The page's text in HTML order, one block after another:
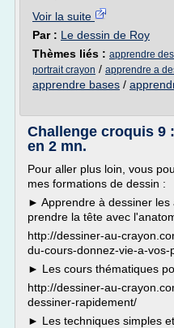
Voir la suite
Par : Le dessin de Roy
Thèmes liés : apprendre
portrait crayon / apprendre a
apprendre bases /
Challenge croquis 9
en 2 mn.
Pour aller plus loin, vous
mes formations de dessin :
► Apprendre à dessiner les
prendre la tête avec
http://dessiner-au-
du-cours-donnez-vie-a-vos-
► Les cours thématiques
http://dessiner-au-
dessiner-rapidement/
► Les techniques simples